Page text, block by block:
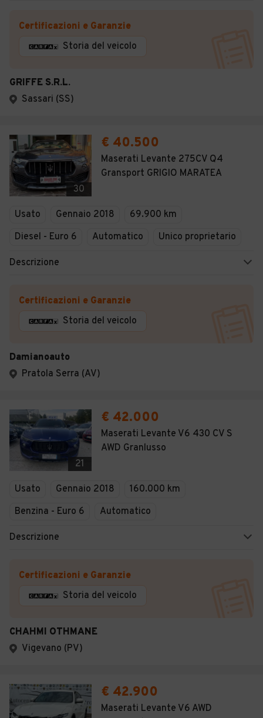
Certificazioni e Garanzie
Storia del veicolo
GRIFFE S.R.L.
Sassari (SS)
30
€ 40.500
Maserati Levante 275CV Q4
Gransport GRIGIO MARATEA
Usato Gennaio 2018
69.900 km
Diesel - Euro 6
Automatico Unico proprietario
Descrizione
Certificazioni e Garanzie
Storia del veicolo
Damianoauto
Pratola Serra (AV)
21
€ 42.000
Maserati Levante V6 430 CV S
AWD Granlusso
Usato Gennaio 2018
160.000 km
Benzina - Euro 6
Automatico
Descrizione
Certificazioni e Garanzie
Storia del veicolo
CHAHMI OTHMANE
Vigevano (PV)
€ 42.900
Maserati Levante V6 AWD